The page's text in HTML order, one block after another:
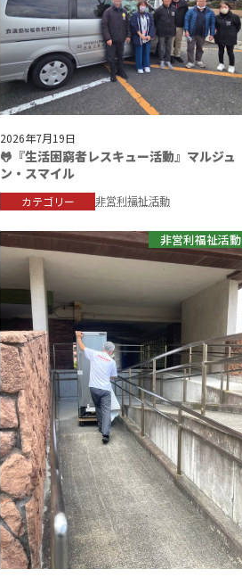
2026年7月19日
🐸『生活困窮者レスキュー活動』マルジュ
ン・スマイル
カテゴリー 非営利福祉活動
非営利福祉活動